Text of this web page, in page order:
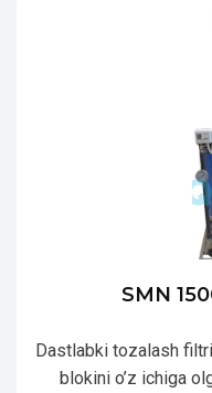
SMN
Dastlabki tozalash
blokini o’z ichiga